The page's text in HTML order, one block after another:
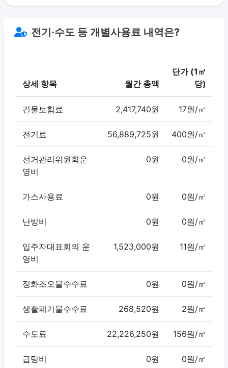
전기·수도 등 개별사용료 내역은?
상세 항목 월간 총액
단가 (1㎡
당)
건물보험료 2,417,740원 17원/㎡
전기료 56,889,725원 400원/㎡
선거관리위원회운
영비
0원 0원/㎡
가스사용료 0원 0원/㎡
난방비 0원 0원/㎡
입주자대표회의 운
영비
1,523,000원 11원/㎡
정화조오물수수료 0원 0원/㎡
생활폐기물수수료 268,520원 2원/㎡
수도료 22,226,250원 156원/㎡
급탕비 0원 0원/㎡